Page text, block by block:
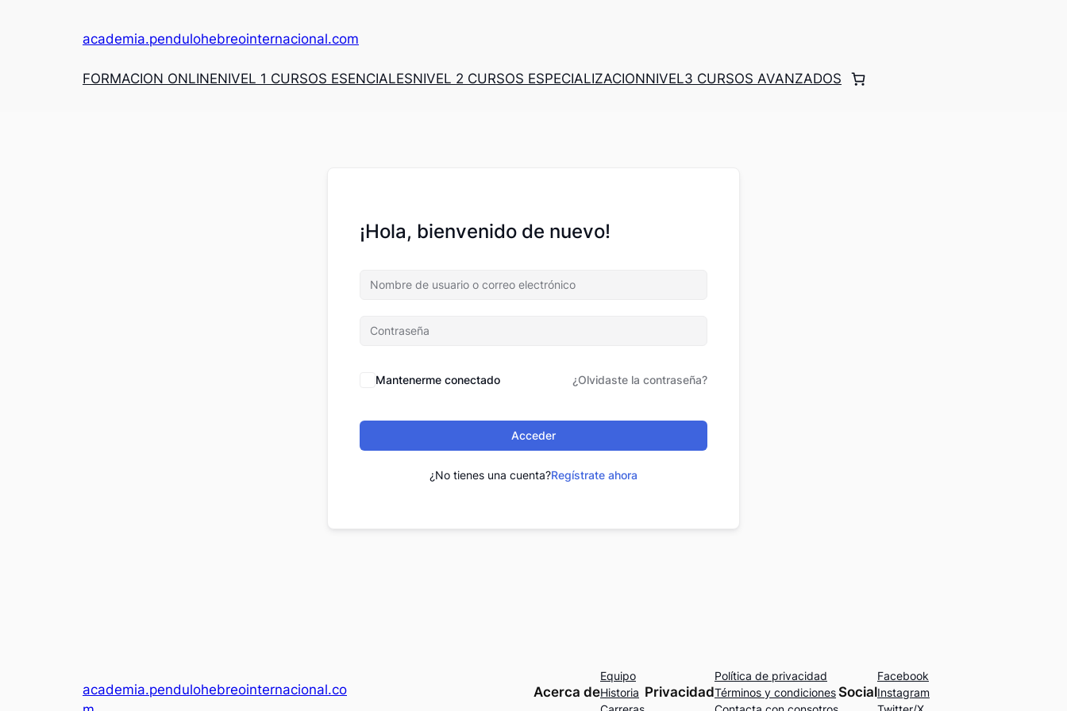
academia.pendulohebreointernacional.com
FORMACION ONLINENIVEL 1 CURSOS ESENCIALESNIVEL 2 CURSOS ESPECIALIZACIONNIVEL3 CURSOS AVANZADOS
¡Hola, bienvenido de nuevo!
Mantenerme conectado ¿Olvidaste la contraseña?
Acceder
¿No tienes una cuenta?Regístrate ahora
academia.pendulohebreointernacional.co
Acerca de
Equipo
Historia Privacidad
Política de privacidad
Términos y condicionesSocial
Facebook
Instagram